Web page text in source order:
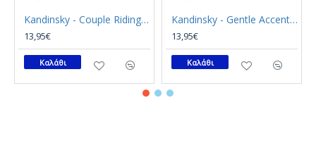
Kandinsky - Couple Riding (Καμβάς)
13,95€
Καλάθι
Kandinsky - Gentle Accent (Καμβάς)
13,95€
Καλάθι